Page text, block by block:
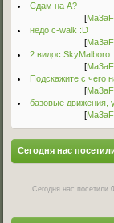
Сдам на А?
[
недо c-walk :D
[
2 видос SkyMalboro
[
Подскажите с чего
[
базовые движения,
[
Сегодня нас
Сегодня нас посетили